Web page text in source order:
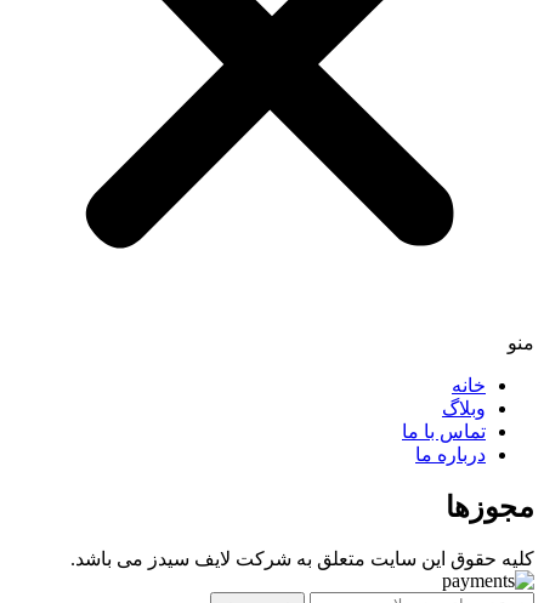
منو
خانه
وبلاگ
تماس با ما
درباره ما
مجوزها
کلیه حقوق این سایت متعلق به شرکت لایف سیدز می باشد.